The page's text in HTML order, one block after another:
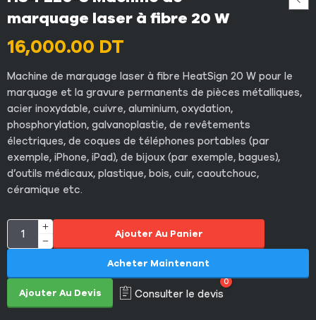
marquage laser à fibre 20 W
16,000.00 DT
Machine de marquage laser à fibre HeatSign 20 W pour le
marquage et la gravure permanents de pièces métalliques,
acier inoxydable, cuivre, aluminium, oxydation,
phosphorylation, galvanoplastie, de revêtements
électriques, de coques de téléphones portables (par
exemple, iPhone, iPad), de bijoux (par exemple, bagues),
d’outils médicaux, plastique, bois, cuir, caoutchouc,
céramique etc.
Ajouter Au Panier
Ajouter Au Devis Consulter le devis
0
Acheter Maintenant